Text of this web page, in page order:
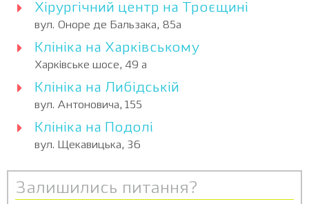
Хірургічний центр на Троєщині
вул. Оноре де Бальзака, 85а
Клініка на Харківському
Харківське шосе, 49 а
Клініка на Либідській
вул. Антоновича, 155
Клініка на Подолі
вул. Щекавицька, 36
Залишились питання?